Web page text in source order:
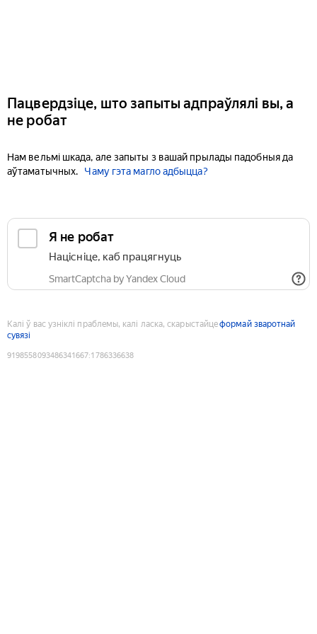
Пацвердзіце, што запыты адпраўлялі вы, а
не робат
Нам вельмі шкада, але запыты з вашай прылады падобныя да
аўтаматычных.
Чаму гэта магло адбыцца?
Я не робат
Націсніце, каб працягнуць
SmartCaptcha by Yandex Cloud
Калі ў вас узніклі праблемы, калі ласка, скарыстайцеформай зваротнай
сувязі
9198558093486341667:1786336638